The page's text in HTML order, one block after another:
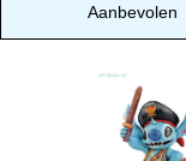
Aanbevolen